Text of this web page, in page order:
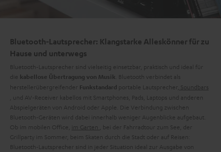
Bluetooth-Lautsprecher: Klangstarke Alleskönner für zu
Hause und unterwegs
Bluetooth-Lautsprecher sind vielseitig einsetzbar, praktisch und ideal für
die kabellose Übertragung von Musik . Bluetooth verbindet als
herstellerübergreifender Funkstandard portable Lautsprecher, Soundbars
, und AV-Receiver kabellos mit Smartphones, Pads, Laptops und anderen
Abspielgeräten von Android oder Apple. Die Verbindung zwischen
Bluetooth-Geräten wird dabei innerhalb weniger Augenblicke aufgebaut.
Ob im mobilen Office, im Garten
, bei der Fahrradtour zum See, der
Grillparty im Sommer, beim Skaten durch die Stadt oder auf Reisen:
Bluetooth-Lautsprecher sind in jeder Situation ideal zur Ausgabe von